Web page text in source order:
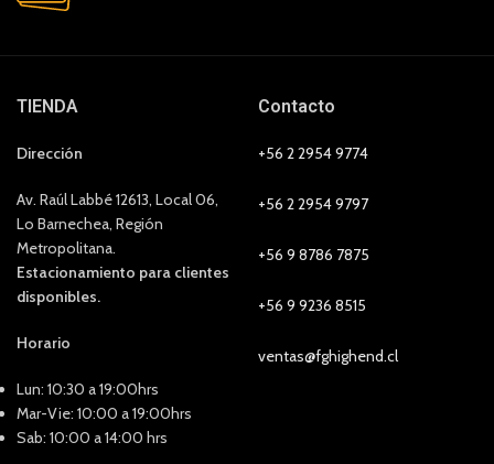
TIENDA
Dirección
Av. Raúl Labbé 12613, Local 06,
Lo Barnechea, Región
Metropolitana.
Estacionamiento para clientes
disponibles.
Horario
Lun: 10:30 a 19:00hrs
Mar-Vie: 10:00 a 19:00hrs
Sab: 10:00 a 14:00 hrs
Contacto
+56 2 2954 9774
+56 2 2954 9797
+56 9 8786 7875
+56 9 9236 8515
ventas@fghighend.cl